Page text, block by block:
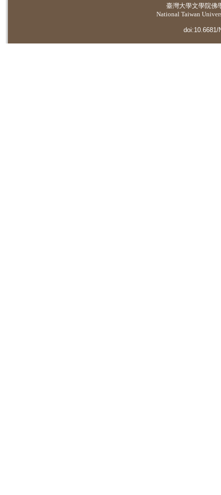
臺灣大學文學院佛
National Taiwan
doi:10.6681/